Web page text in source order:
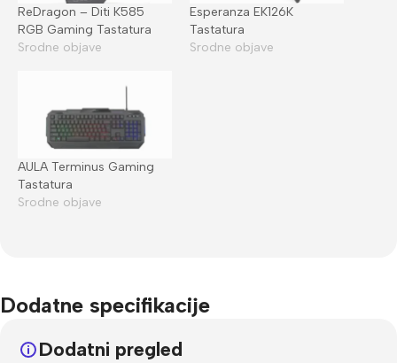
ReDragon – Diti K585
RGB Gaming Tastatura
Srodne objave
Esperanza EK126K
Tastatura
Srodne objave
AULA Terminus Gaming
Tastatura
Srodne objave
Dodatne specifikacije
Dodatni pregled